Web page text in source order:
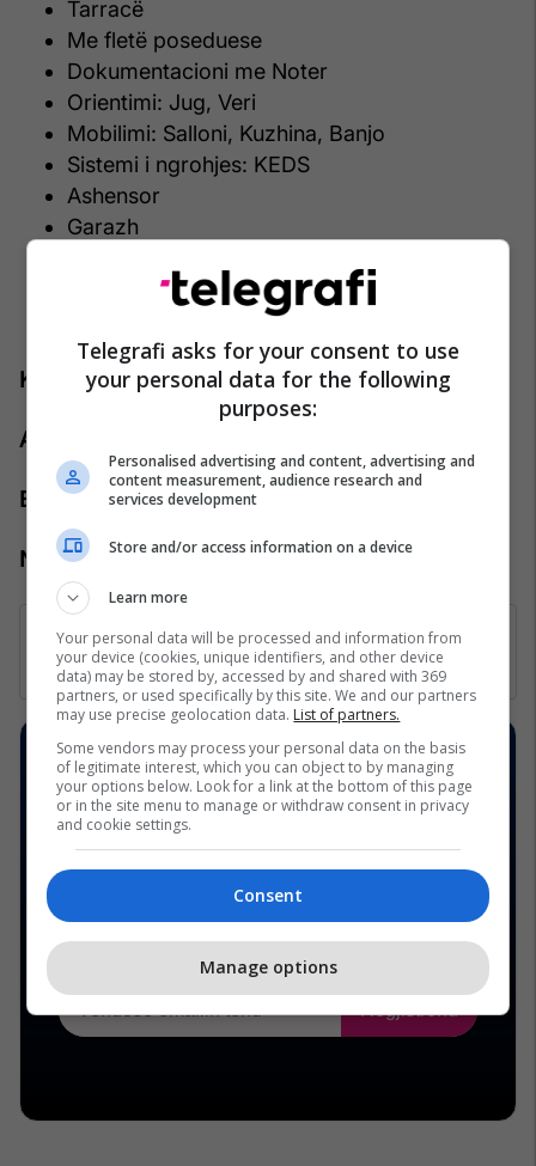
Tarracë
Me fletë poseduese
Dokumentacioni me Noter
Orientimi: Jug, Veri
Mobilimi: Salloni, Kuzhina, Banjo
Sistemi i ngrohjes: KEDS
Ashensor
Garazh
Kondicioner
Kontakti:
Agjenti: Agan Ramaxhiku
Emaili: agan.ramaxhiku@pro-rks.com
Numri kontaktues: +383 44 888 444
Telegrafi asks for your consent to use
your personal data for the following
purposes:
Personalised advertising and content, advertising and
content measurement, audience research and
services development
Store and/or access information on a device
Learn more
Your personal data will be processed and information from
your device (cookies, unique identifiers, and other device
data) may be stored by, accessed by and shared with 369
partners, or used specifically by this site. We and our partners
may use precise geolocation data. List of partners.
Some vendors may process your personal data on the basis
of legitimate interest, which you can object to by managing
your options below. Look for a link at the bottom of this page
or in the site menu to manage or withdraw consent in privacy
and cookie settings.
Consent
Manage options